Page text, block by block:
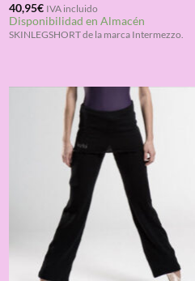
Valorado
con4.00
de 5
40,95€ IVA incluido
Disponibilidad en Almacén
SKINLEGSHORT de la marca Intermezzo.